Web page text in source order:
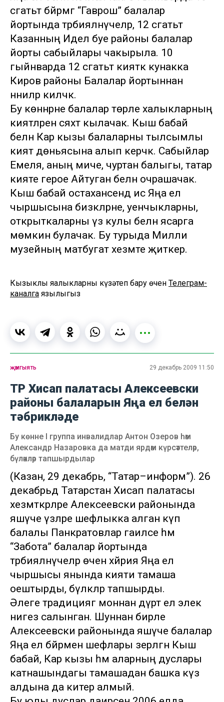
сәгатьтә бәйрәмгә “Гаврош” балалар
йортында тәрбияләнүчеләр, 12 сәгатьтә
Казанның Идел буе районы балалар
йорты сабыйлары чакырыла. 10
гыйнварда 12 сәгатьтә әкияткә кунакка
Киров районы Балалар йортыннан
нәниләр киләчәк.
Бу көннәрне балалар төрле халыкларның
әкиятләренә сәяхәт кылачак. Кыш бабай
белән Кар кызы балаларны тылсымлы
әкият дөньясына алып керәчәк. Сабыйлар
Емеля, аның миче, чуртан балыгы, татар
әкияте герое Айтуган белән очрашачак.
Кыш бабай остаханәсендә исә Яңа ел
чыршысына бизәкләрне, уенчыкларны,
открыткаларны үз кулы белән ясарга
мөмкин булачак. Бу турыда Милли
музейның матбугат хезмәте җиткерә.
Кызыклы яңалыкларны күзәтеп бару өчен Телеграм-
каналга язылыгыз
җәмгыять 29 декабрь 2009 11:50
ТР Хисап палатасы Алексеевски
районы балаларын Яңа ел белән
тәбрикләде
Бу көнне I группа инвалидлар Антон Озеров һәм
Александр Назаровка да матди ярдәм күрсәттеләр,
бүләкләр тапшырдылар
(Казан, 29 декабрь, “Татар–информ”). 26
декабрьдә Татарстан Хисап палатасы
хезмәткәрләре Алексеевски районында
яшәүче үзләре шефлыкка алган күп
балалы Панкратовлар гаиләсе һәм
“Забота” балалар йортында
тәрбияләнүчеләр өчен хәйрия Яңа ел
чыршысы янында әкияти тамаша
оештырды, бүләкләр тапшырды.
Әлеге традициягә моннан дүрт ел элек
нигез салынган. Шуннан бирле
Алексеевски районында яшәүче балалар
Яңа ел бәйрәмен шефлары әзерләгән Кыш
бабай, Кар кызы һәм аларның дуслары
катнашындагы тамашадан башка күз
алдына да китерә алмый.